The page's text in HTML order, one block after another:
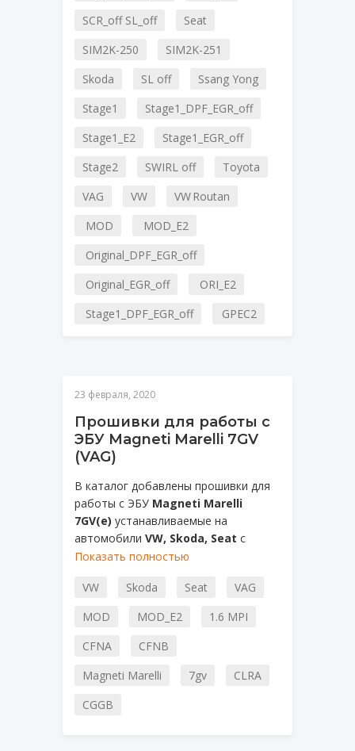
SCR_off SL_off
Seat
SIM2K-250
SIM2K-251
Skoda
SL off
Ssang Yong
Stage1
Stage1_DPF_EGR_off
Stage1_E2
Stage1_EGR_off
Stage2
SWIRL off
Toyota
VAG
VW
VW Routan
MOD
MOD_E2
Original_DPF_EGR_off
Original_EGR_off
ORI_E2
Stage1_DPF_EGR_off
GPEC2
23 февраля, 2020
Прошивки для работы с
ЭБУ Magneti Marelli 7GV
(VAG)
В каталог добавлены прошивки для
работы с ЭБУ Magneti Marelli
7GV(e) устанавливаемые на
автомобили VW, Skoda, Seat с
атмосферными двигателями
также
1.4MPI (CGGB).
Показать полностью
VW Skoda Seat
VAG
MOD
MOD_E2
1.6 MPI
CFNA
CFNB
Magneti Marelli
7gv
CLRA
CGGB